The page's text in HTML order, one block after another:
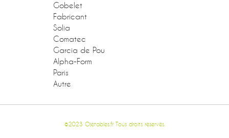
Gobelet
Fabricant
Solia
Comatec
Garcia de Pou
Alpha-Form
Paris
Autre
©2023 Ojetables.fr Tous droits réservés.